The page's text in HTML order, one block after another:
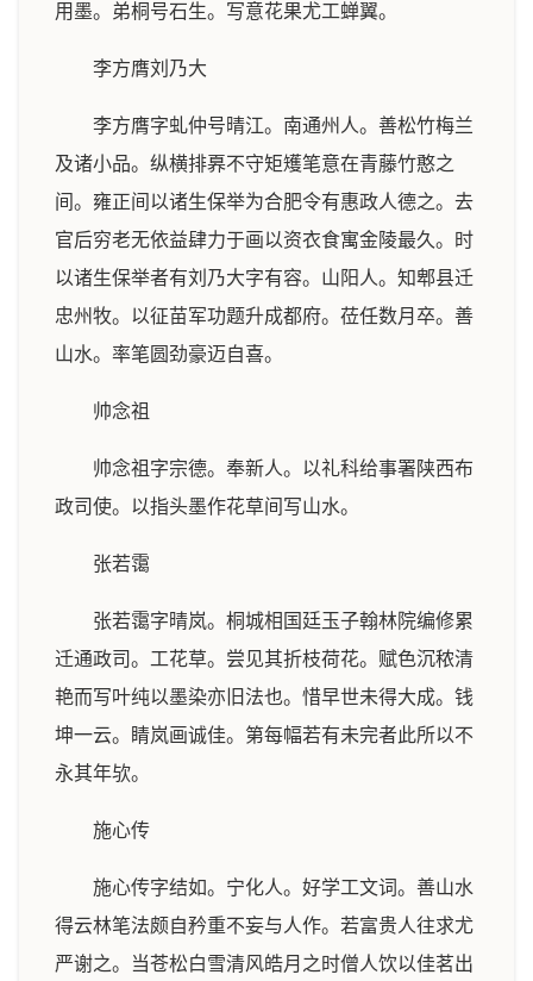
用墨。弟桐号石生。写意花果尤工蝉翼。
李方膺刘乃大
李方膺字虬仲号晴江。南通州人。善松竹梅兰
及诸小品。纵横排奡不守矩矱笔意在青藤竹憨之
间。雍正间以诸生保举为合肥令有惠政人德之。去
官后穷老无依益肆力于画以资衣食寓金陵最久。时
以诸生保举者有刘乃大字有容。山阳人。知郫县迁
忠州牧。以征苗军功题升成都府。莅任数月卒。善
山水。率笔圆劲豪迈自喜。
帅念祖
帅念祖字宗德。奉新人。以礼科给事署陕西布
政司使。以指头墨作花草间写山水。
张若霭
张若霭字晴岚。桐城相国廷玉子翰林院编修累
迁通政司。工花草。尝见其折枝荷花。赋色沉秾清
艳而写叶纯以墨染亦旧法也。惜早世未得大成。钱
坤一云。睛岚画诚佳。第每幅若有未完者此所以不
永其年欤。
施心传
施心传字结如。宁化人。好学工文词。善山水
得云林笔法颇自矜重不妄与人作。若富贵人往求尤
严谢之。当苍松白雪清风皓月之时僧人饮以佳茗出